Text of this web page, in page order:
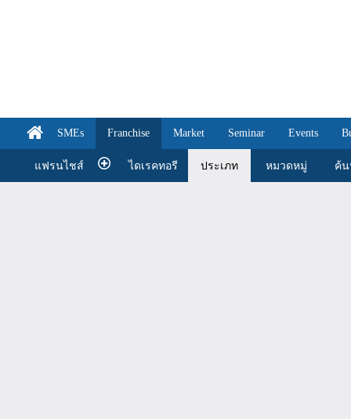
SMEs Franchise Market Seminar Events
แฟรนไชส์ ไดเรคทอรี ประเภท หมวดหมู่ ค้